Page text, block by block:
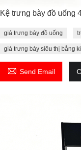
Kệ trưng bày đồ uống
giá trưng bày đồ uống
giá trưng bày siêu thị bằng
 Send Email